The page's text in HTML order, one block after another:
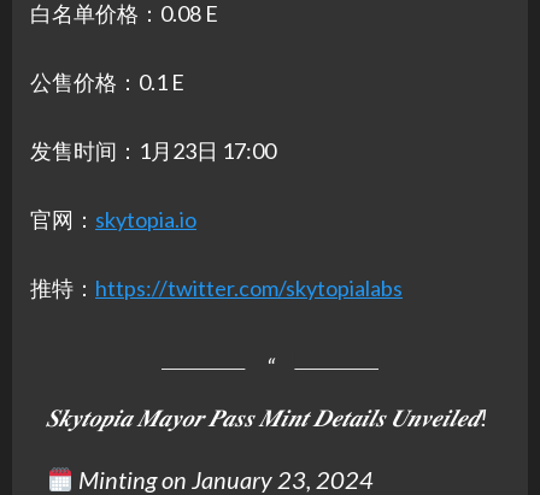
白名单价格：0.08 E
公售价格：0.1 E
发售时间：1月23日 17:00
官网： skytopia.io
推特： https://twitter.com/skytopialabs
𝑺𝒌𝒚𝒕𝒐𝒑𝒊𝒂 𝑴𝒂𝒚𝒐𝒓 𝑷𝒂𝒔𝒔 𝑴𝒊𝒏𝒕 𝑫𝒆𝒕𝒂𝒊𝒍𝒔 𝑼𝒏𝒗𝒆𝒊𝒍𝒆𝒅!
Minting on January 23, 2024